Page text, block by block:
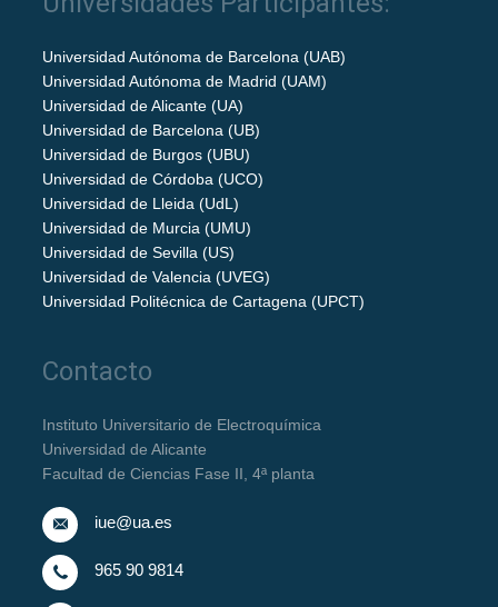
Universidad Autónoma de Barcelona (UAB)
Universidad Autónoma de Madrid (UAM)
Universidad de Alicante (UA)
Universidad de Barcelona (UB)
Universidad de Burgos (UBU)
Universidad de Córdoba (UCO)
Universidad de Lleida (UdL)
Universidad de Murcia (UMU)
Universidad de Sevilla (US)
Universidad de Valencia (UVEG)
Universidad Politécnica de Cartagena (UPCT)
Contacto
Instituto Universitario de Electroquímica
Universidad de Alicante
Facultad de Ciencias Fase II, 4ª planta
iue@ua.es
965 90 9814